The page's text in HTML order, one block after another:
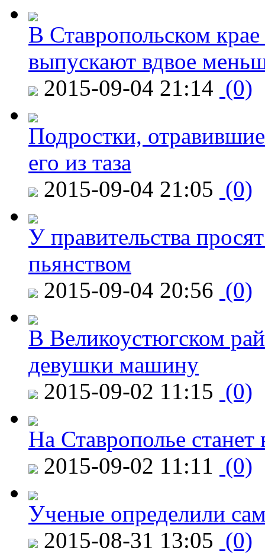
В Ставропольском
выпускают вдвое
2015-09-04 21:14 (0)
Подростки,
его из таза
2015-09-04 21:05 (0)
У правительства
пьянством
2015-09-04 20:56 (0)
В Великоустюгском
девушки машину
2015-09-02 11:15 (0)
На Ставрополье
2015-09-02 11:11 (0)
Ученые определили
2015-08-31 13:05 (0)